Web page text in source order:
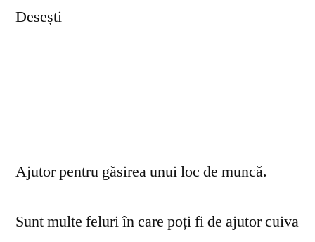
Desești
Ajutor pentru găsirea unui loc de muncă.
Sunt multe feluri în care poți fi de ajutor cuiva